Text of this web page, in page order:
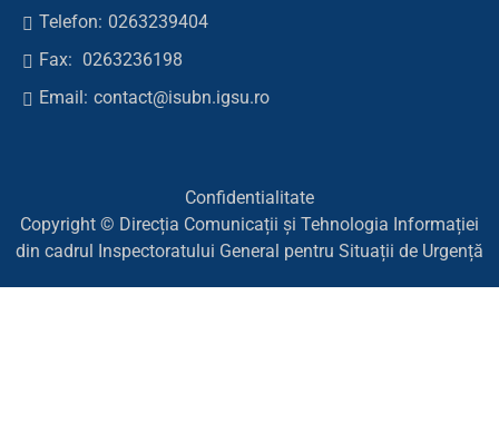
Telefon: 0263239404
Fax: 0263236198
Email: contact@isubn.igsu.ro
Confidentialitate
Copyright © Direcția Comunicații și Tehnologia Informației
din cadrul Inspectoratului General pentru Situații de Urgență